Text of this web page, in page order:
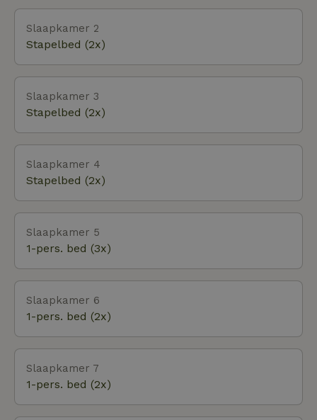
Slaapkamer 2
Stapelbed (2x)
Slaapkamer 3
Stapelbed (2x)
Slaapkamer 4
Stapelbed (2x)
Slaapkamer 5
1-pers. bed (3x)
Slaapkamer 6
1-pers. bed (2x)
Slaapkamer 7
1-pers. bed (2x)